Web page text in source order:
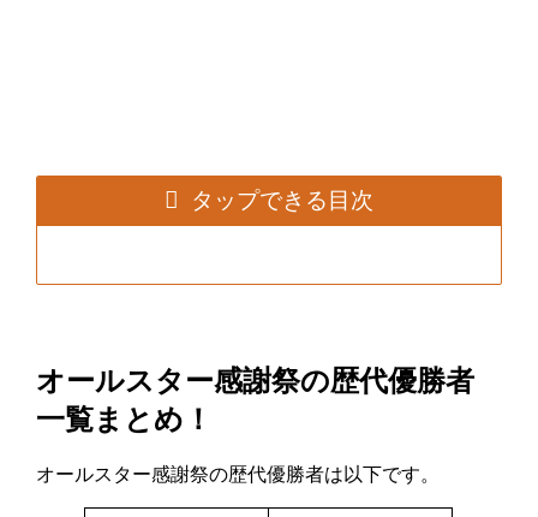
タップできる目次
オールスター感謝祭の歴代優勝者
一覧まとめ！
オールスター感謝祭の歴代優勝者は以下です。